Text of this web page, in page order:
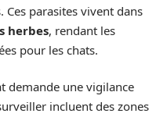
parasites vivent dans
herbes, rendant les
pour les chats.
demande une vigilance
incluent des zones